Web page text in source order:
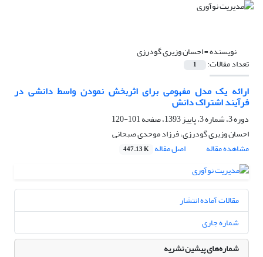
نویسنده =احسان وزیری گودرزی
تعداد مقالات: 1
ارائه یک مدل مفهومی برای اثربخش نمودن واسط دانشی در
فرآیند اشتراک دانش
دوره 3، شماره 3، پاییز 1393، صفحه
101-120
احسان وزیری گودرزی، فرزاد موحدی صبحانی
مشاهده مقاله
اصل مقاله 447.13 K
مقالات آماده انتشار
شماره جاری
شماره‌های پیشین نشریه